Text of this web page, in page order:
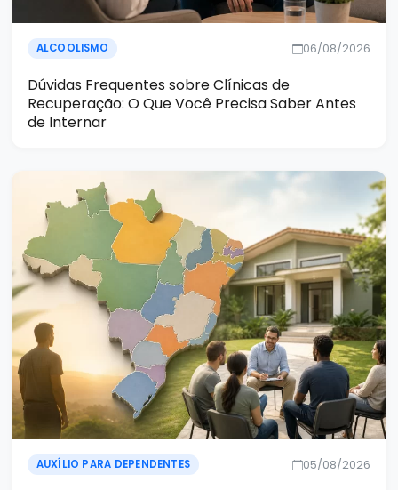
ALCOOLISMO 06/08/2026
Dúvidas Frequentes sobre Clínicas de
Recuperação: O Que Você Precisa Saber Antes
de Internar
AUXÍLIO PARA DEPENDENTES 05/08/2026